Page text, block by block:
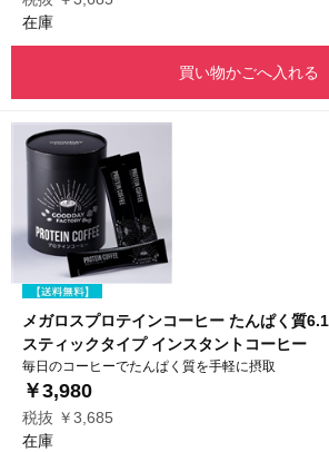
在庫
買い物かごへ入れる
メガロスプロテインコーヒー たんぱく質
スティックタイプ インスタントコーヒー
毎日のコーヒーでたんぱく質を手軽に摂取
￥3,980
税抜 ￥3,685
在庫